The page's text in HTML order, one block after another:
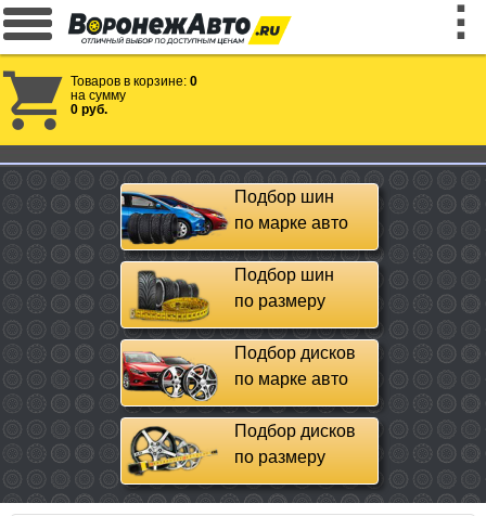
Товаров в корзине: 0
на сумму
0 руб.
Подбор шин
по марке авто
Подбор шин
по размеру
Подбор дисков
по марке авто
Подбор дисков
по размеру